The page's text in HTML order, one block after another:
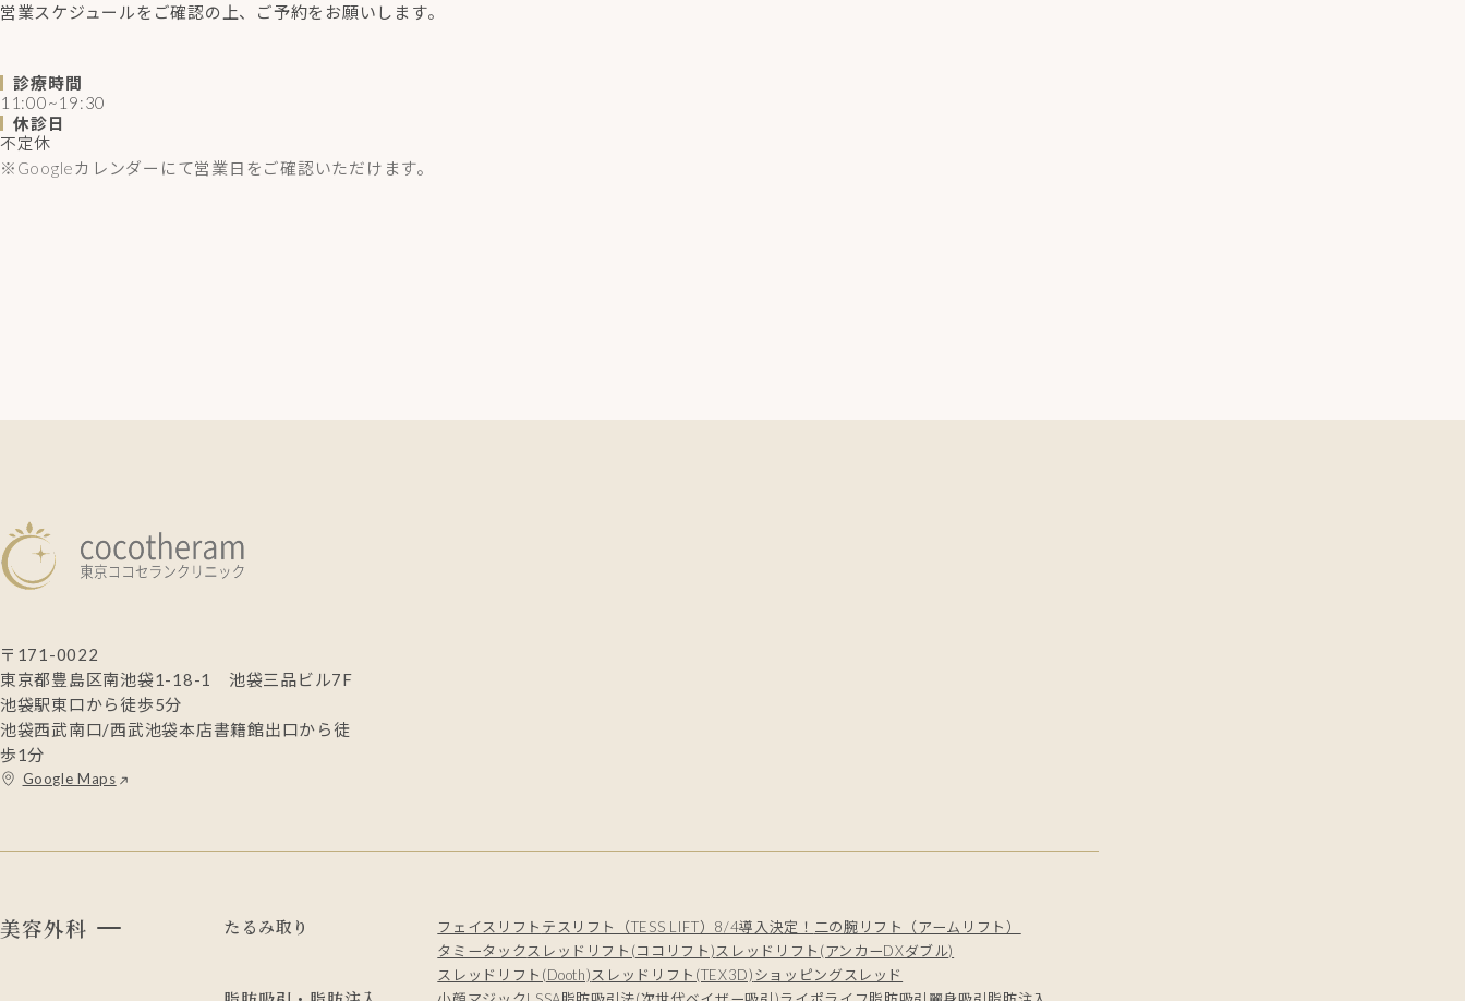
営業スケジュールをご確認の上、ご予約をお願いします。
診療時間
11:00~19:30
休診日
不定休
※Googleカレンダーにて営業日をご確認いただけます。
〒171-0022
東京都豊島区南池袋1-18-1 池袋三品ビル7F
池袋駅東口から徒歩5分
池袋西武南口/西武池袋本店書籍館出口から徒
歩1分
Google Maps
美容外科 たるみ取り フェイスリフト テスリフト（TESS LIFT）8/4導入決定！ 二の腕リフト（アームリフト）
タミータックスレッドリフト(ココリフト)スレッドリフト(アンカーDXダブル)
スレッドリフト(Dooth)スレッドリフト(TEX3D)ショッピングスレッド